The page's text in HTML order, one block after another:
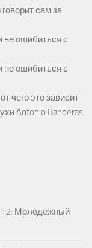
сам за
не ошибиться с
не ошибиться с
чего это зависит
Antonio Banderas
2: Молодежный